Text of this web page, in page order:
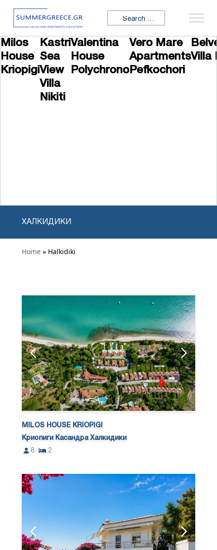
Search for:
Milos
House
Kriopigi
Kastri
Sea
View
Villa
Nikiti
Valentina
House
Polychrono
Vero Mare
Apartments
Pefkochori
Villa
ХАЛКИДИКИ
Home » Halkidiki
MILOS HOUSE KRIOPIGI
Криопиги Касандра Халкидики
8
2